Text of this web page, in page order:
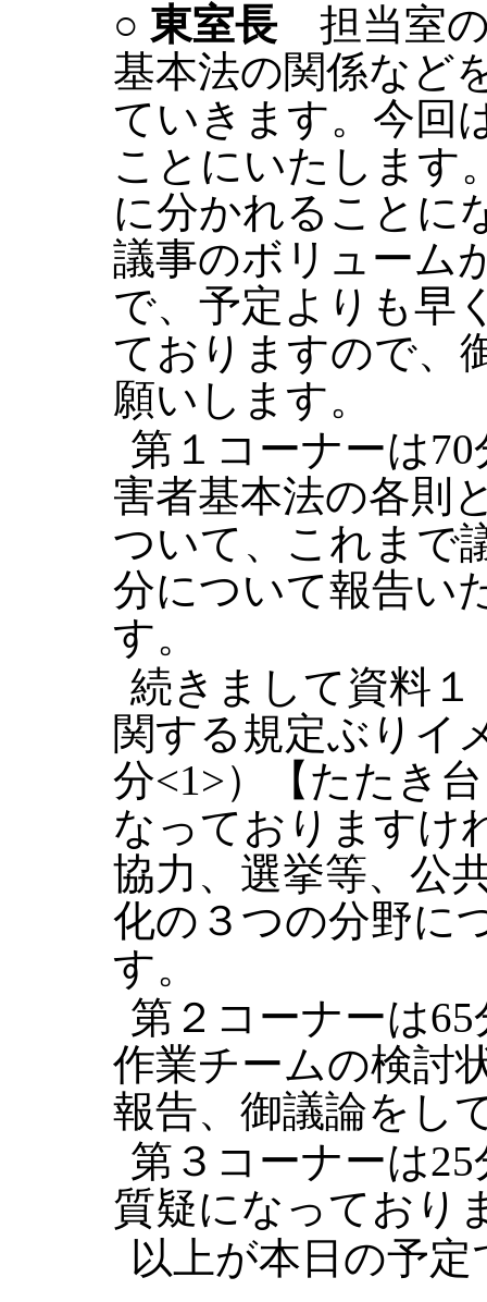
○ 東室長担当室の
基本法の関係など
ていきます。今回
ことにいたします
に分かれることに
議事のボリューム
で、予定よりも早
ておりますので、
願いします。
第１コーナーは
害者基本法の各則
ついて、これまで
分について報告い
す。
続きまして資料
関する規定ぶりイ
分<1>）【たたき
なっておりますけ
協力、選挙等、公
化の３つの分野に
す。
第２コーナーは
作業チームの検討
報告、御議論をし
第３コーナーは
質疑になっており
以上が本日の予